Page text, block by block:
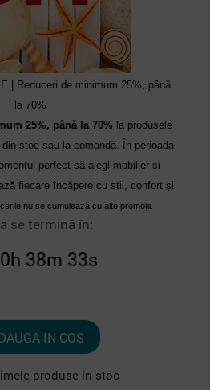
| Reduceri de minimum 25%, până
la 70%
25%, până la 70% la produsele
stoc sau la comandă. În perioada
perfect să alegi mobilier și
fiecare încăpere cu stil, confort și
nu se cumulează cu alte promoții.
se termină în:
38m 32s
IN COS
produse in stoc